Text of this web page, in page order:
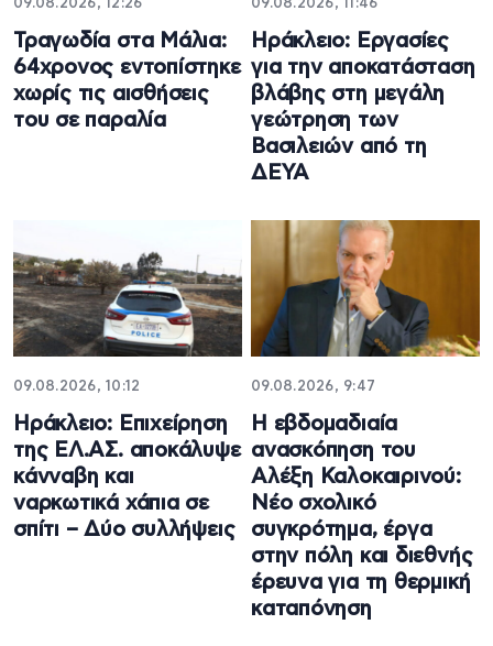
09.08.2026, 12:26
Τραγωδία στα Μάλια:
64χρονος εντοπίστηκε
χωρίς τις αισθήσεις
του σε παραλία
09.08.2026, 11:46
Ηράκλειο: Εργασίες
για την αποκατάσταση
βλάβης στη μεγάλη
γεώτρηση των
Βασιλειών από τη
ΔΕΥΑ
09.08.2026, 10:12
Ηράκλειο: Επιχείρηση
της ΕΛ.ΑΣ. αποκάλυψε
κάνναβη και
ναρκωτικά χάπια σε
σπίτι – Δύο συλλήψεις
09.08.2026, 9:47
Η εβδομαδιαία
ανασκόπηση του
Αλέξη Καλοκαιρινού:
Νέο σχολικό
συγκρότημα, έργα
στην πόλη και διεθνής
έρευνα για τη θερμική
καταπόνηση